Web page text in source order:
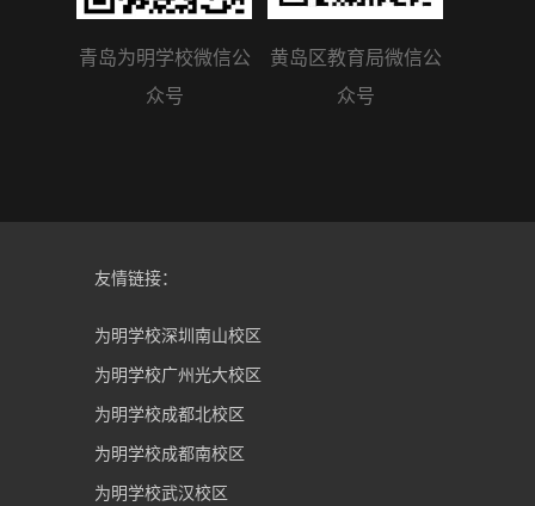
青岛为明学校微信公
众号
黄岛区教育局微信公
众号
友情链接：
为明学校深圳南山校区
为明学校广州光大校区
为明学校成都北校区
为明学校成都南校区
为明学校武汉校区